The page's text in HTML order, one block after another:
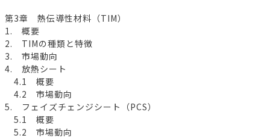
第3章 熱伝導性材料（TIM）
1. 概要
2. TIMの種類と特徴
3. 市場動向
4. 放熱シート
4.1 概要
4.2 市場動向
5. フェイズチェンジシート（PCS）
5.1 概要
5.2 市場動向